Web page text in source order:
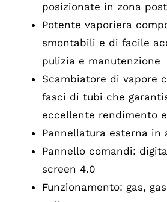
posizionate in zona
Potente vaporiera
smontabili e di facile
pulizia e manutenzione
Scambiatore di vapore
fasci di tubi che
eccellente rendimento e
Pannellatura esterna in
Pannello comandi:
screen 4.0
Funzionamento: gas,